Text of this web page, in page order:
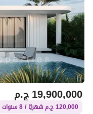
ج.م19,900,000
120,000 ج.م شهريًا / 8 سنوات